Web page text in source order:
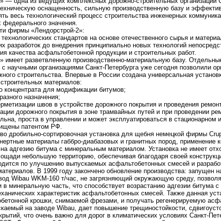
оснащенность, сильную производственную базу и
весь технологический процесс строительства инженерных
федерального значения.
фирмы «Лендорстрой-2»:
стандартов на основе отечественного сырья и
разработок до внедрения принципиально новых технологий
качества асфальтобетонной продукции и строительных работ.
имеет разветвленную производственно-материальную базу.
с научными организациями Санкт-Петербурга уже сегодня позволили
строительства. Впервые в России создана универсальная
материалов:
концентрата для модификации битумов;
назначения;
швов в устройстве дорожного покрытия и проведения
дорожного покрытия в зоне трамвайных путей и при проведении
проста в управлении и может эксплуатироваться в стационарном
патентом РФ.
дробильно-сортировочная установка для щебня немецкой фирмы
материалы габбро-диабазовых и гранитных пород, применение
адгезию битума с минеральным материалом. Установка не имеет
небольшую территорию, обеспечивая благодаря своей
по улучшению выпускаемых асфальтобетонных смесей и
В 1999 году закончено обновление производства: запущен
Wibau WKM-160 т/час, не загрязняющий окружающую среду,
минеральную часть, что способствует возрастанию адгезии битума
характеристик асфальтобетонных смесей. Также данная
крошки, снимаемой фрезами, и получать регенерируемую
на заводе Wibau, дает повышение трещиностойкости,
что очень важно для дорог в климатических условиях Санкт-